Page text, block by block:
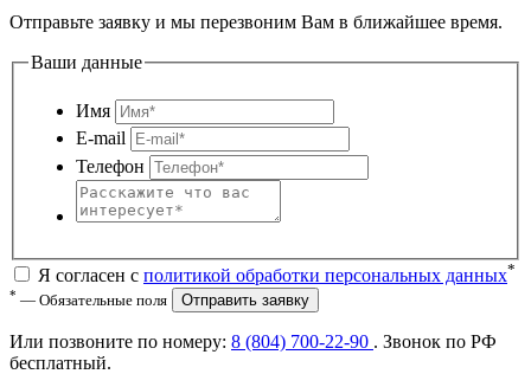
Отправьте заявку и мы перезвоним Вам в ближайшее время.
Ваши данные
Имя
E-mail
Телефон
Я согласен с политикой обработки персональных данных*
* — Обязательные поля Отправить заявку
Или позвоните по номеру: 8 (804) 700-22-90 . Звонок по РФ
бесплатный.